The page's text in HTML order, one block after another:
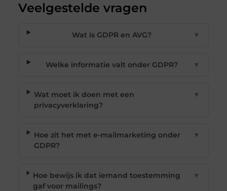
Veelgestelde vragen
Wat is GDPR en AVG? ▼
Welke informatie valt onder GDPR? ▼
Wat moet ik doen met een
privacyverklaring?
▼
Hoe zit het met e-mailmarketing onder
GDPR?
▼
Hoe bewijs ik dat iemand toestemming
gaf voor mailings?
▼